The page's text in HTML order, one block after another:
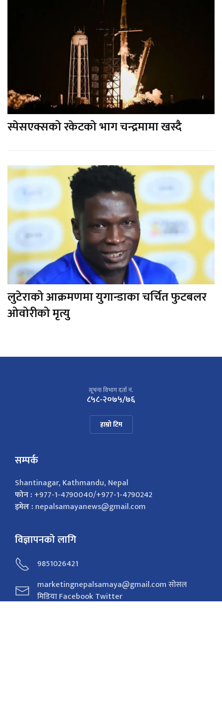
ठूला एजेन्डाबीच हराएका आधारभूत प्रश्नहरू
स्पेसएक्सको रकेटको भाग चन्द्रमामा खस्दै
सूचना विभाग दर्ता नं.
८५८-२०७५/७६
सम्पर्क
Shantinagar, Kathmandu, Nepal
फोन : +977-1-4790040/+977-1-4790242
इमेल :nepalsamayanews@gmail.com